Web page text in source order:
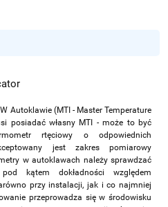
Autoklawie (MTI - Master Temperature
posiadać własny MTI - może to być
rtęciowy o odpowiednich
jest zakres pomiarowy
w autoklawach należy sprawdzać
kątem dokładności względem
przy instalacji, jak i co najmniej
przeprowadza się w środowisku